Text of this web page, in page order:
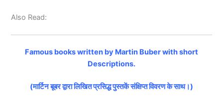
Also Read:
Famous books written by Martin Buber with short
Descriptions.
(मार्टिन बूबर द्वारा लिखित प्रसिद्ध पुस्तकें संक्षिप्त विवरण के साथ।)